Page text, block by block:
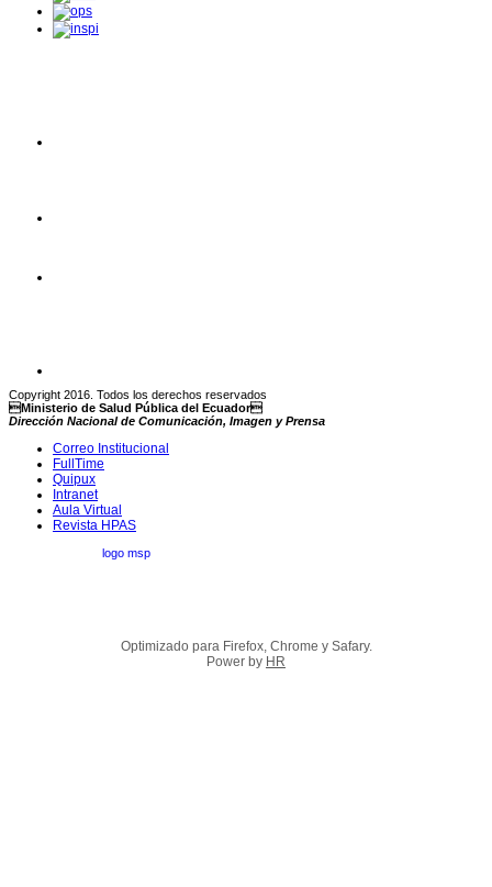
Copyright 2016. Todos los derechos reservados
Ministerio de Salud Pública del Ecuador
Dirección Nacional de Comunicación, Imagen y Prensa
Correo Institucional
FullTime
Quipux
Intranet
Aula Virtual
Revista HPAS
Optimizado para Firefox, Chrome y Safary.
Power by HR